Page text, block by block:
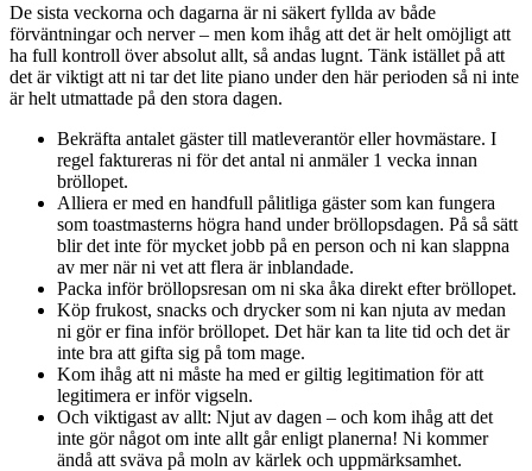
De sista veckorna och dagarna är ni säkert fyllda av både
förväntningar och nerver – men kom ihåg att det är helt omöjligt att
ha full kontroll över absolut allt, så andas lugnt. Tänk istället på att
det är viktigt att ni tar det lite piano under den här perioden så ni inte
är helt utmattade på den stora dagen.
Bekräfta antalet gäster till matleverantör eller hovmästare. I
regel faktureras ni för det antal ni anmäler 1 vecka innan
bröllopet.
Alliera er med en handfull pålitliga gäster som kan fungera
som toastmasterns högra hand under bröllopsdagen. På så sätt
blir det inte för mycket jobb på en person och ni kan slappna
av mer när ni vet att flera är inblandade.
Packa inför bröllopsresan om ni ska åka direkt efter bröllopet.
Köp frukost, snacks och drycker som ni kan njuta av medan
ni gör er fina inför bröllopet. Det här kan ta lite tid och det är
inte bra att gifta sig på tom mage.
Kom ihåg att ni måste ha med er giltig legitimation för att
legitimera er inför vigseln.
Och viktigast av allt: Njut av dagen – och kom ihåg att det
inte gör något om inte allt går enligt planerna! Ni kommer
ändå att sväva på moln av kärlek och uppmärksamhet.